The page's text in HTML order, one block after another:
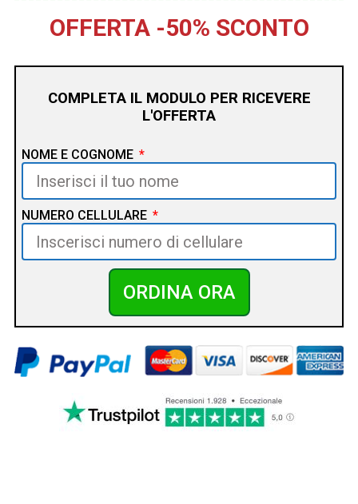
OFFERTA -50% SCONTO
COMPLETA IL MODULO PER RICEVERE
L'OFFERTA
NOME E COGNOME
NUMERO CELLULARE
ORDINA ORA